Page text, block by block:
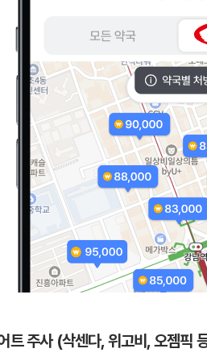
트 주사 (삭센다, 위고비, 오젬픽